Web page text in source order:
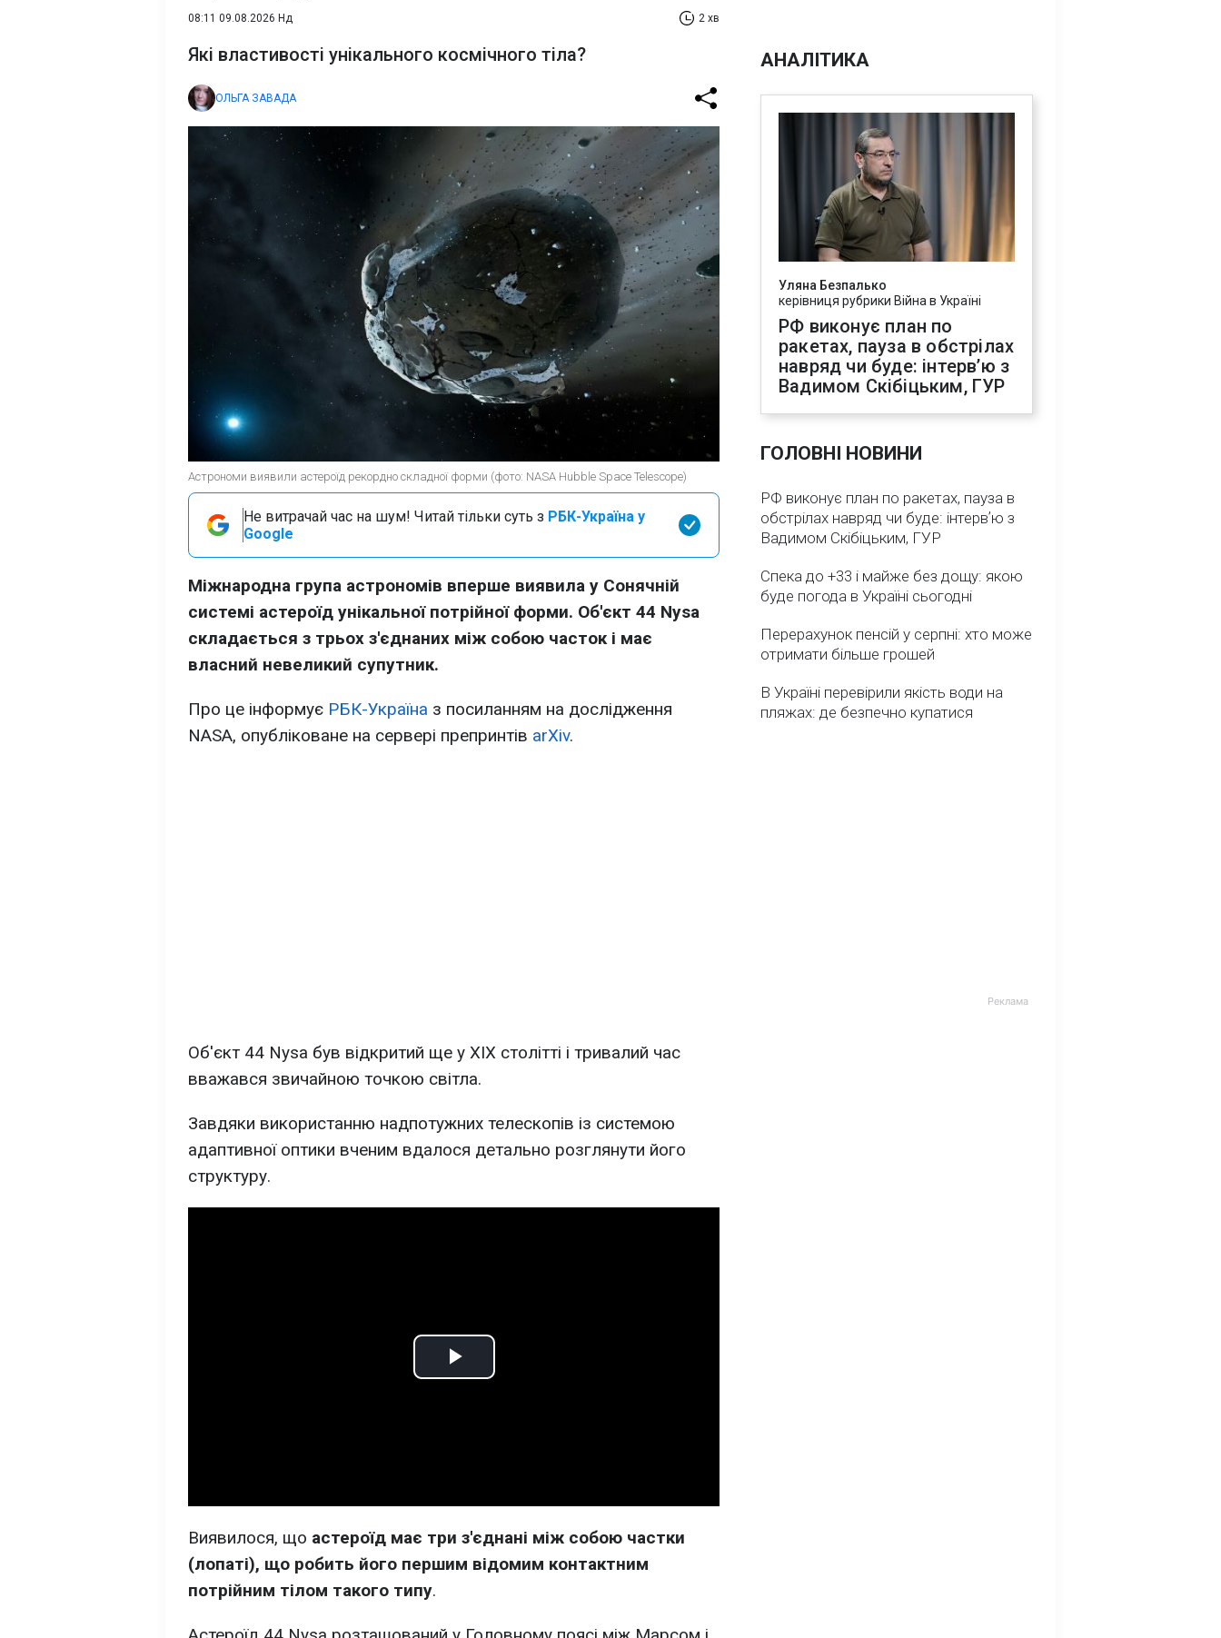
08:11 09.08.2026 Нд 2 хв
Які властивості унікального космічного тіла?
ОЛЬГА ЗАВАДА
Астрономи виявили астероїд рекордно складної форми (фото: NASA Hubble Space Telescope)
Не витрачай час на шум! Читай тільки суть з РБК-Україна у
Google
Міжнародна група астрономів вперше виявила у Сонячній
системі астероїд унікальної потрійної форми. Об'єкт 44 Nysa
складається з трьох з'єднаних між собою часток і має
власний невеликий супутник.
Про це інформує РБК-Україна з посиланням на дослідження
NASA, опубліковане на сервері препринтів arXiv.
Об'єкт 44 Nysa був відкритий ще у XIX столітті і тривалий час
вважався звичайною точкою світла.
Завдяки використанню надпотужних телескопів із системою
адаптивної оптики вченим вдалося детально розглянути його
структуру.
Play
Виявилося, що астероїд має три з'єднані між собою частки
(лопаті), що робить його першим відомим контактним
потрійним тілом такого типу.
АНАЛІТИКА
Уляна Безпалько
керівниця рубрики Війна в Україні
РФ виконує план по
ракетах, пауза в обстрілах
навряд чи буде: інтервʼю з
Вадимом Скібіцьким, ГУР
ГОЛОВНІ НОВИНИ
РФ виконує план по ракетах, пауза в
обстрілах навряд чи буде: інтервʼю з
Вадимом Скібіцьким, ГУР
Спека до +33 і майже без дощу: якою
буде погода в Україні сьогодні
Перерахунок пенсій у серпні: хто може
отримати більше грошей
В Україні перевірили якість води на
пляжах: де безпечно купатися